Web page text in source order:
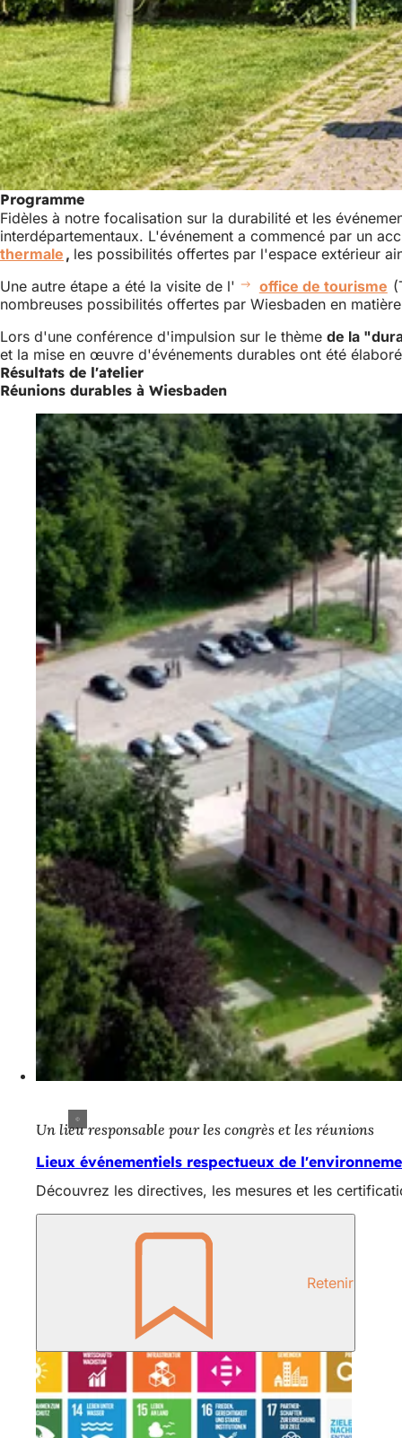
Programme
Fidèles à notre focalisation sur la durabilité et les
interdépartementaux. L'événement a commencé par un
thermale (S'ouvre
un
nouvel
, les possibilités offertes par l'espace extérieur
Une autre étape a été la visite de l'
office de tourisme
nombreuses possibilités offertes par Wiesbaden en
Lors d'une conférence d'impulsion sur le thème de la
et la mise en œuvre d'événements durables ont été
Résultats de l'atelier
Réunions durables à Wiesbaden
Un lieu responsable pour les congrès et les réunions
Lieux événementiels respectueux de
Découvrez les directives, les mesures et les
Retenir